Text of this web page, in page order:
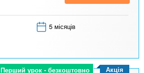
5 місяців
Перший урок - безкоштовно Акція